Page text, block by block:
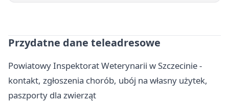
Przydatne dane teleadresowe
Powiatowy Inspektorat Weterynarii w Szczecinie -
kontakt, zgłoszenia chorób, ubój na własny użytek,
paszporty dla zwierząt